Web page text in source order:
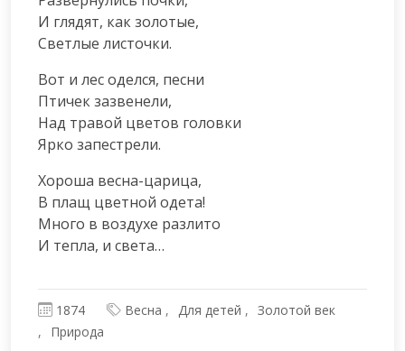
И глядят, как золотые,
Светлые листочки.
Вот и лес оделся, песни
Птичек зазвенели,
Над травой цветов головки
Ярко запестрели.
Хороша весна-царица,
В плащ цветной одета!
Много в воздухе разлито
И тепла, и света…
1874 Весна Для детей
Золотой век
Природа